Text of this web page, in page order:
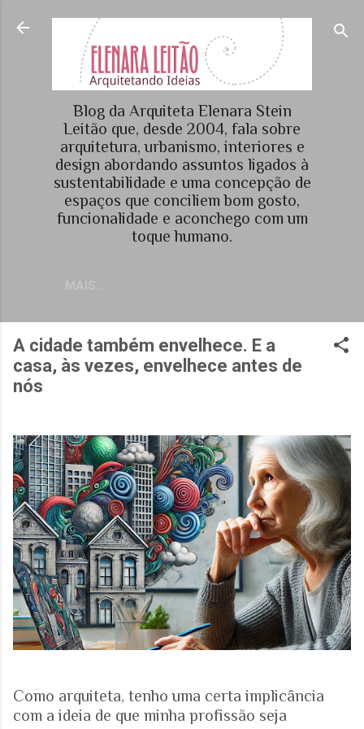
Pular para o conteúdo principal
Blog da Arquiteta Elenara Stein
Leitão que, desde 2004, fala sobre
arquitetura, urbanismo, interiores e
design abordando assuntos ligados à
sustentabilidade e uma concepção de
espaços que conciliem bom gosto,
funcionalidade e aconchego com um
toque humano.
A cidade também envelhece. E a
casa, às vezes, envelhece antes de
nós
Como arquiteta, tenho uma certa implicância
com a ideia de que minha profissão seja